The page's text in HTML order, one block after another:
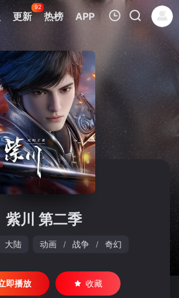
更新
92
热榜 APP
影记录
无观看影片的记录
紫川 第二季
大陆 动画 / 战争 / 奇幻
即播放 收藏